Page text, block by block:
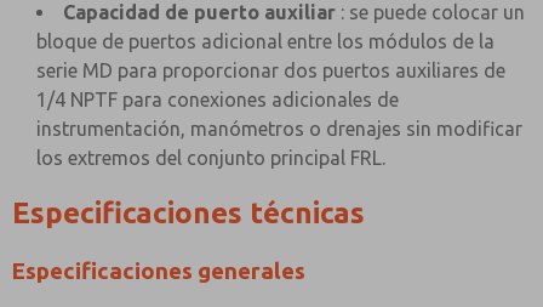
Capacidad de puerto auxiliar : se puede colocar un
bloque de puertos adicional entre los módulos de la
serie MD para proporcionar dos puertos auxiliares de
1/4 NPTF para conexiones adicionales de
instrumentación, manómetros o drenajes sin modificar
los extremos del conjunto principal FRL.
Especificaciones técnicas
Especificaciones generales